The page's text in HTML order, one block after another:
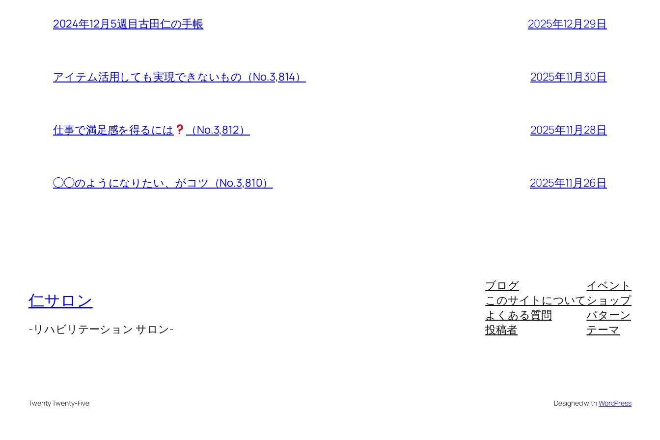
2024年12月5週目古田仁の手帳 2025年12月29日
アイテム活用しても実現できないもの（No.3,814） 2025年11月30日
仕事で満足感を得るには （No.3,812） 2025年11月28日
◯◯のようになりたい、がコツ（No.3,810） 2025年11月26日
仁サロン
-リハビリテーション サロン-
ブログ
このサイトについて
よくある質問
投稿者
イベント
ショップ
パターン
テーマ
Twenty Twenty-Five Designed withWordPress